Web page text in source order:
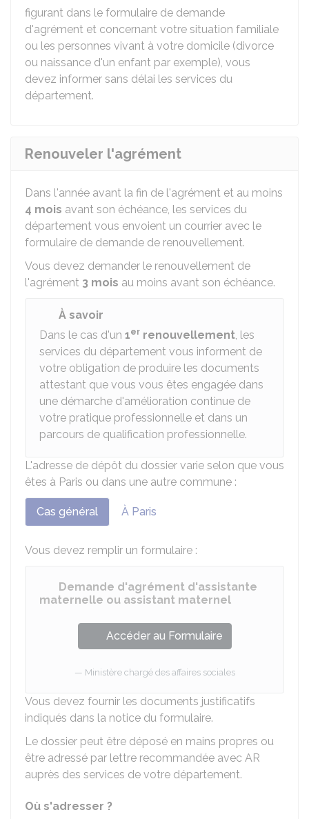
figurant dans le formulaire de demande
d'agrément et concernant votre situation familiale
ou les personnes vivant à votre domicile (divorce
ou naissance d'un enfant par exemple), vous
devez informer sans délai les services du
département.
Renouveler l'agrément
Dans l'année avant la fin de l'agrément et au moins
4 mois avant son échéance, les services du
département vous envoient un courrier avec le
formulaire de demande de renouvellement.
Vous devez demander le renouvellement de
l'agrément 3 mois au moins avant son échéance.
À savoir
Dans le cas d'un 1er renouvellement, les
services du département vous informent de
votre obligation de produire les documents
attestant que vous vous êtes engagée dans
une démarche d'amélioration continue de
votre pratique professionnelle et dans un
parcours de qualification professionnelle.
L'adresse de dépôt du dossier varie selon que vous
êtes à Paris ou dans une autre commune :
Cas général À Paris
Vous devez remplir un formulaire :
Demande d'agrément d'assistante
maternelle ou assistant maternel
Accéder au Formulaire
Ministère chargé des affaires sociales
Vous devez fournir les documents justificatifs
indiqués dans la notice du formulaire.
Le dossier peut être déposé en mains propres ou
être adressé par lettre recommandée avec AR
auprès des services de votre département.
Où s'adresser ?